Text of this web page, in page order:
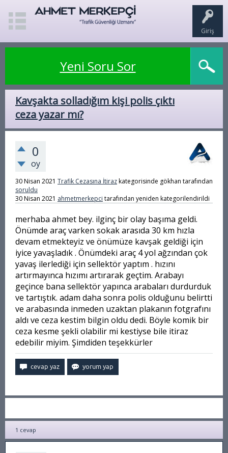
Giriş
Yeni Soru Sor
Kavşakta solladığım kişi polis çıktı
ceza yazar mı?
0
oy
30 Nisan 2021 Trafik Cezasına İtirazkategorisinde gökhan tarafından
soruldu
30 Nisan 2021 ahmetmerkepci tarafından yeniden kategorilendirildi
merhaba ahmet bey. ilginç bir olay başıma geldi.
Önümde araç varken sokak arasıda 30 km hızla
devam etmekteyiz ve önümüze kavşak geldiği için
iyice yavaşladık . Önümdeki araç 4 yol ağzından çok
yavaş ilerlediği için sellektör yaptım . hızını
artırmayınca hızımı artırarak geçtim. Arabayı
geçince bana sellektör yapınca arabaları durdurduk
ve tartıştık. adam daha sonra polis olduğunu belirtti
ve arabasında inmeden uzaktan plakanın fotgrafını
aldı ve ceza kestim bilgin oldu dedi. Böyle komik bir
ceza kesme şekli olabilir mi kestiyse bile itiraz
edebilir miyim. Şimdiden teşekkürler
1 cevap